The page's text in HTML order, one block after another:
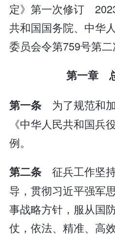
定》第一次修订
共和国国务院、中华
委员会令第759号第二
第一
第一条 为了规范和
《中华人民共和国兵
例。
第二条 征兵工作坚
导，贯彻习近平强军
事战略方针，服从国
仗，依法、精准、高